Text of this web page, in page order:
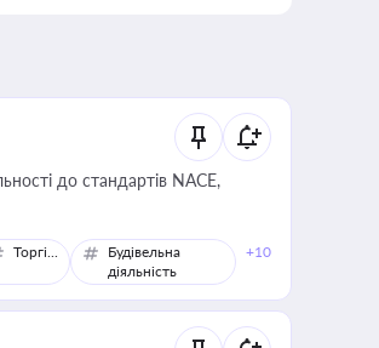
до стандартів NACE,
Торгівля
Будівельна
діяльність
+10